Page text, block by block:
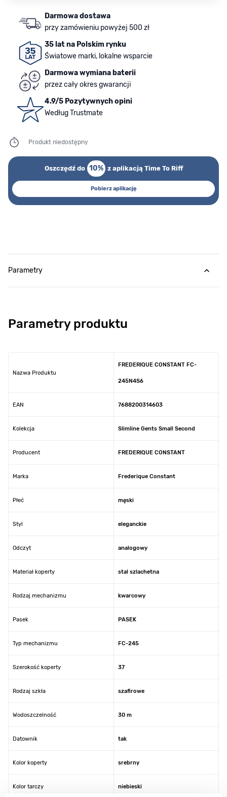
Darmowa dostawa
przy zamówieniu powyżej 500 zł
35 lat na Polskim rynku
Światowe marki, lokalne wsparcie
Darmowa wymiana baterii
przez cały okres gwarancji
4.9/5 Pozytywnych opini
Według Trustmate
Produkt niedostępny
Oszczędź do 10% z aplikacją Time To Riff
Pobierz aplikację
Parametry
Parametry produktu
Nazwa Produktu
FREDERIQUE CONSTANT FC-
245N4S6
EAN 7688200314603
Kolekcja Slimline Gents Small Second
Producent FREDERIQUE CONSTANT
Marka Frederique Constant
Płeć męski
Styl eleganckie
Odczyt analogowy
Materiał koperty stal szlachetna
Rodzaj mechanizmu kwarcowy
Pasek PASEK
Typ mechanizmu FC-245
Szerokość koperty 37
Rodzaj szkła szafirowe
Wodoszczelność 30 m
Datownik tak
Kolor koperty srebrny
Kolor tarczy niebieski